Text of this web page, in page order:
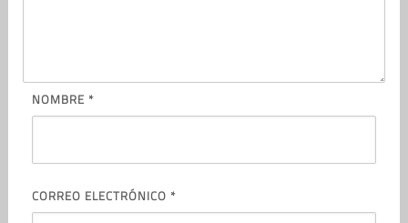
NOMBRE *
CORREO ELECTRÓNICO *